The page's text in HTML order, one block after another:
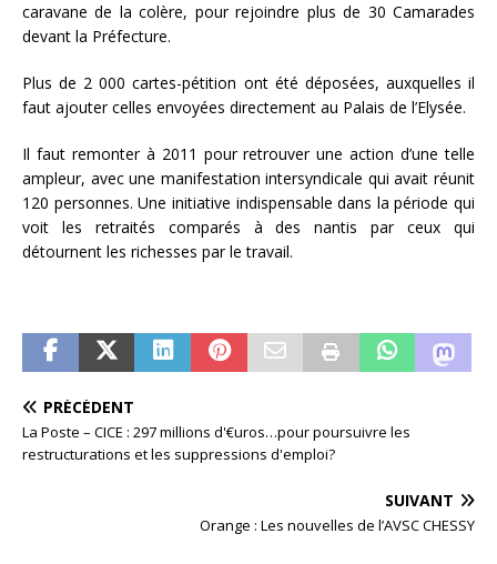
caravane de la colère, pour rejoindre plus de 30 Camarades
devant la Préfecture.
Plus de 2 000 cartes-pétition ont été déposées, auxquelles il
faut ajouter celles envoyées directement au Palais de l’Elysée.
Il faut remonter à 2011 pour retrouver une action d’une telle
ampleur, avec une manifestation intersyndicale qui avait réunit
120 personnes. Une initiative indispensable dans la période qui
voit les retraités comparés à des nantis par ceux qui
détournent les richesses par le travail.
PRÉCÉDENT
La Poste – CICE : 297 millions d'€uros…pour poursuivre les
restructurations et les suppressions d'emploi?
SUIVANT
Orange : Les nouvelles de l’AVSC CHESSY